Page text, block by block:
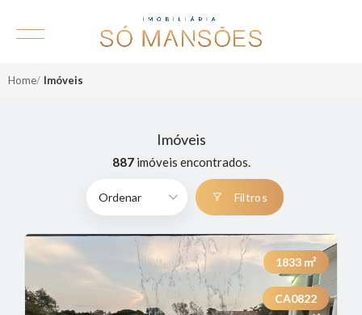
Home Imóveis
Imóveis
887imóveis encontrados.
Filtros
1833 m²
CA0822